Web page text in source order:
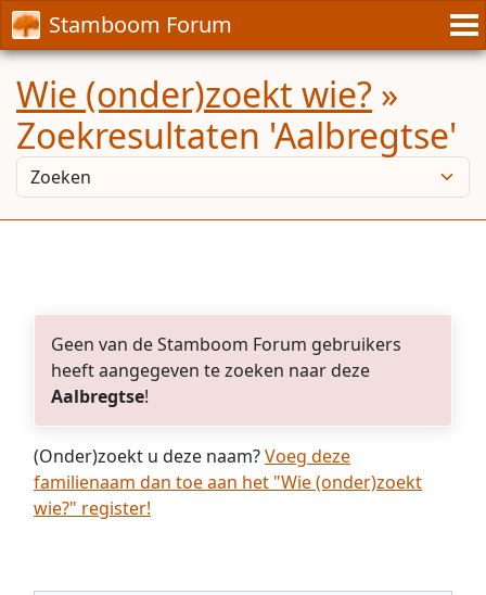
Stamboom Forum
Wie (onder)zoekt wie? »
Zoekresultaten 'Aalbregtse'
Geen van de Stamboom Forum gebruikers
heeft aangegeven te zoeken naar deze
Aalbregtse!
(Onder)zoekt u deze naam?Voeg deze
familienaam dan toe aan het "Wie (onder)zoekt
wie?" register!